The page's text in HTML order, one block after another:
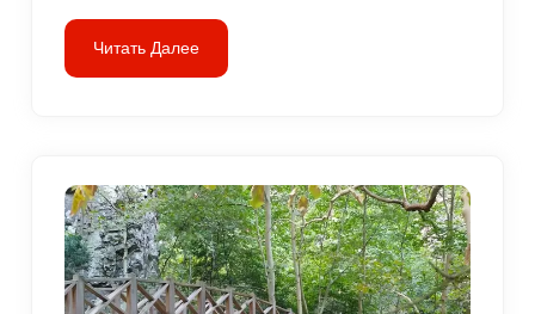
Читать Далее